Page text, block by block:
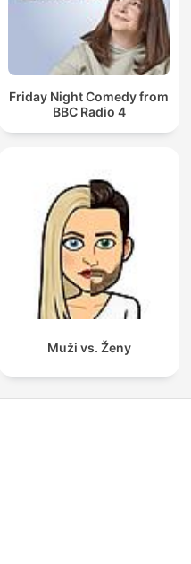
Friday Night Comedy from
BBC Radio 4
Muži vs. Ženy